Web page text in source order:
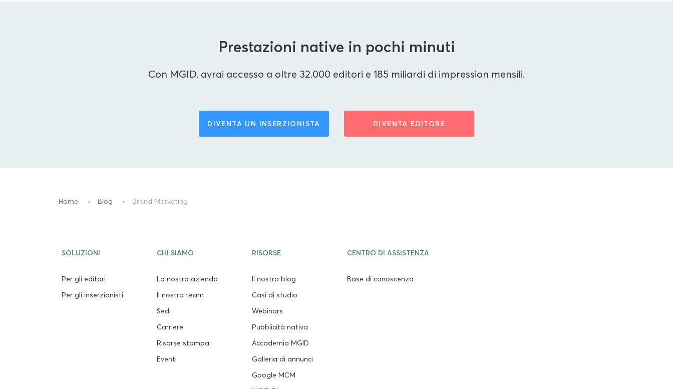
Prestazioni native in pochi minuti
Con MGID, avrai accesso a oltre 32.000 editori e 185 miliardi di impression mensili.
DIVENTA UN INSERZIONISTA DIVENTA EDITORE
Home Blog Brand Marketing
SOLUZIONI
Per gli editori
Per gli inserzionisti
CHI SIAMO
La nostra azienda
Il nostro team
Sedi
Carriere
Risorse stampa
Eventi
RISORSE
Il nostro blog
Casi di studio
Webinars
Pubblicità nativa
Accademia MGID
Galleria di annunci
Google MCM
CENTRO DI ASSISTENZA
Base di conoscenza